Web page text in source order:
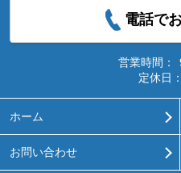
電話で
営業時間：
定休日：
ホーム
お問い合わせ